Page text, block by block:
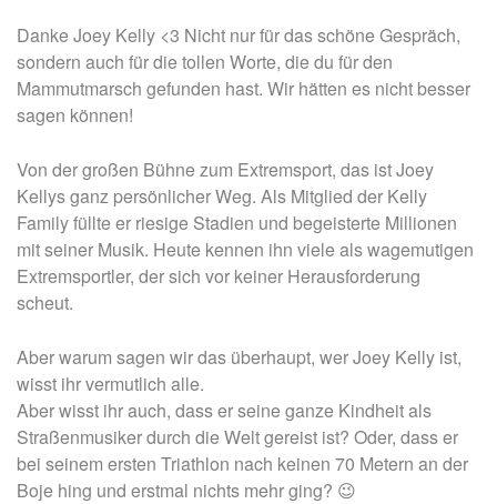
Danke Joey Kelly <3 Nicht nur für das schöne Gespräch,
sondern auch für die tollen Worte, die du für den
Mammutmarsch gefunden hast. Wir hätten es nicht besser
sagen können!
Von der großen Bühne zum Extremsport, das ist Joey
Kellys ganz persönlicher Weg. Als Mitglied der Kelly
Family füllte er riesige Stadien und begeisterte Millionen
mit seiner Musik. Heute kennen ihn viele als wagemutigen
Extremsportler, der sich vor keiner Herausforderung
scheut.
Aber warum sagen wir das überhaupt, wer Joey Kelly ist,
wisst ihr vermutlich alle.
Aber wisst ihr auch, dass er seine ganze Kindheit als
Straßenmusiker durch die Welt gereist ist? Oder, dass er
bei seinem ersten Triathlon nach keinen 70 Metern an der
Boje hing und erstmal nichts mehr ging? 😉